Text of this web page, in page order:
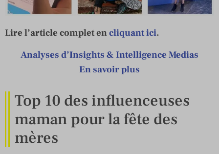
Lire l’article complet encliquant ici.
Analyses d’Insights & Intelligence Medias
En savoir plus
Top 10 des influenceuses
maman pour la fête des
mères